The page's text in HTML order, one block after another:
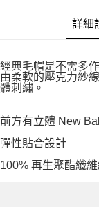
詳細
經典毛帽是不需多
由柔軟的壓克力紗
體刺繡。
前方有立體 New
彈性貼合設計
100% 再生聚酯纖